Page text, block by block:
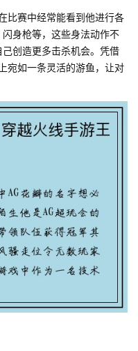
比赛中经常能看到他进行各
身枪等，这些身法动作不
创造更多击杀机会。凭借
宛如一条灵活的游鱼，让对